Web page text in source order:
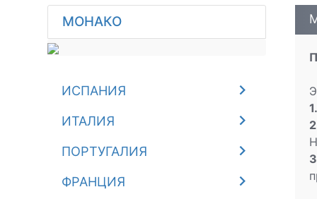
МОНАКО
ИСПАНИЯ
ИТАЛИЯ
ПОРТУГАЛИЯ
ФРАНЦИЯ
1.